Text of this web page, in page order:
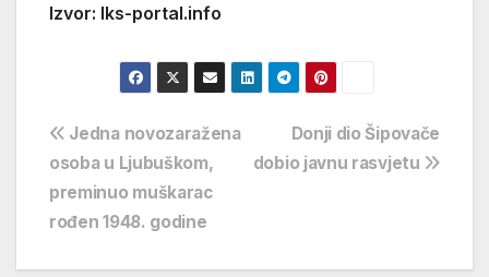
Izvor: Iks-portal.info
Navigacija
objava
Donji dio Šipovače
dobio javnu rasvjetu
Jedna novozaražena
osoba u Ljubuškom,
preminuo muškarac
rođen 1948. godine